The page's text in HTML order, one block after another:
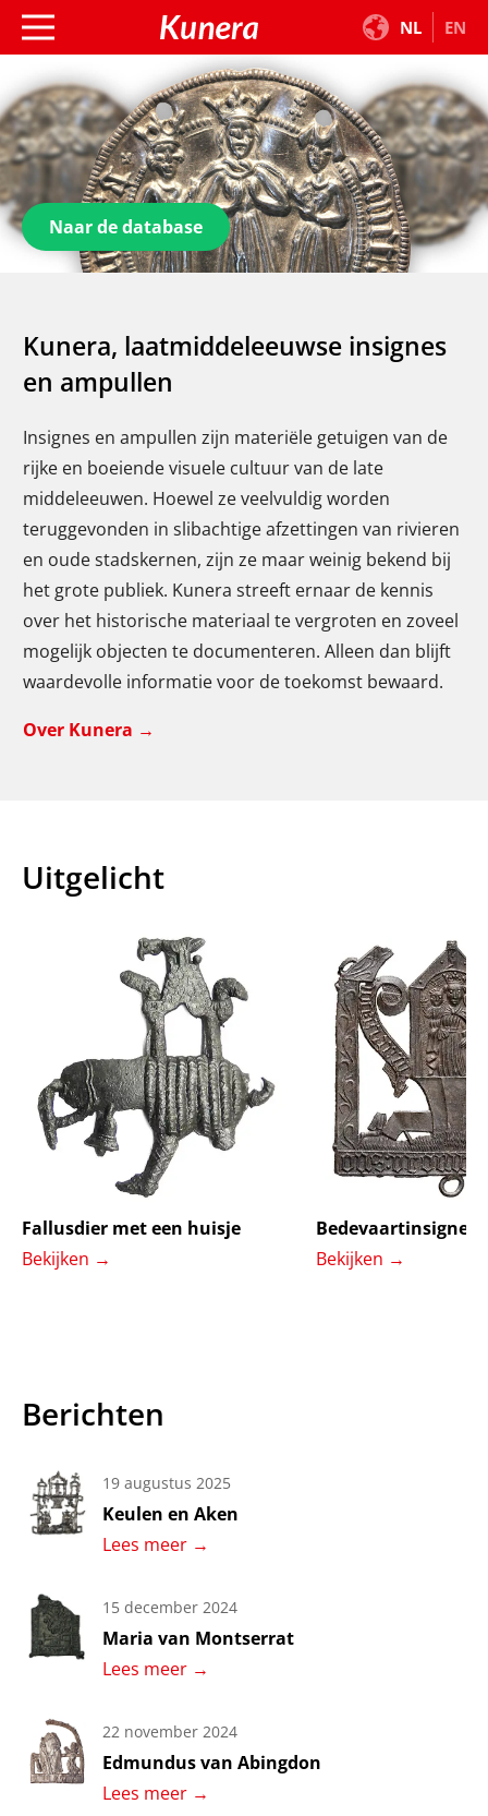
NL EN
Naar de database
Kunera, laatmiddeleeuwse insignes
en ampullen
Insignes en ampullen zijn materiële getuigen van de
rijke en boeiende visuele cultuur van de late
middeleeuwen. Hoewel ze veelvuldig worden
teruggevonden in slibachtige afzettingen van rivieren
en oude stadskernen, zijn ze maar weinig bekend bij
het grote publiek. Kunera streeft ernaar de kennis
over het historische materiaal te vergroten en zoveel
mogelijk objecten te documenteren. Alleen dan blijft
waardevolle informatie voor de toekomst bewaard.
Over Kunera →
Uitgelicht
Fallusdier met een huisje
Bekijken →
Bedevaartinsigne
Bekijken →
Berichten
19 augustus 2025
Keulen en Aken
Lees meer →
15 december 2024
Maria van Montserrat
Lees meer →
22 november 2024
Edmundus van Abingdon
Lees meer →